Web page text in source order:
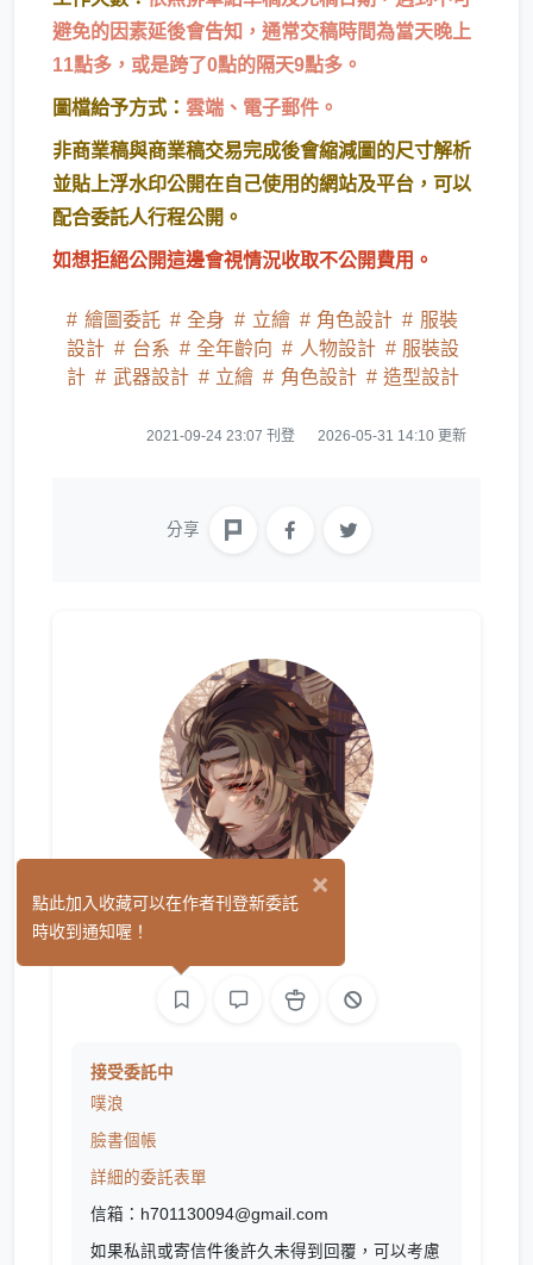
避免的因素延後會告知，通常交稿時間為當天晚上
11點多，或是跨了0點的隔天9點多。
圖檔給予方式： 雲端、電子郵件。
非商業稿與商業稿交易完成後會縮減圖的尺寸解析
並貼上浮水印公開在自己使用的網站及平台，可以
配合委託人行程公開。
如想拒絕公開這邊會視情況收取不公開費用。
繪圖委託 全身 立繪 角色設計
服裝
設計
台系 全年齡向 人物設計
服裝設
計
武器設計 立繪 角色設計 造型設計
2021-09-24 23:07 刊登 2026-05-31 14:10 更新
分享
凜末華
接受委託中
噗浪
臉書個帳
詳細的委託表單
信箱：h701130094@gmail.com
如果私訊或寄信件後許久未得到回覆，可以考慮
×
點此加入收藏可以在作者刊登新委託
時收到通知喔！